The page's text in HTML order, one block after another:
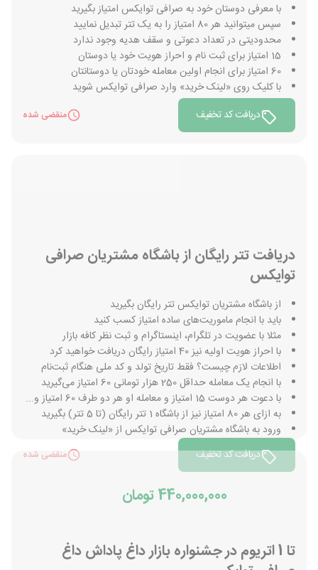
با معرفی دوستان خود به صرافی توایکس امتیاز بگیرید
سپس میتوانید هر 80 امتیاز را به یک تتر تبدیل نمایید
محدودیتی در تعداد دعوتی و سقف هدیه وجود ندارد
15 امتیاز برای ثبت نام و احراز هویت خود یا دوستان
60 امتیاز برای انجام اولین معامله خودتان یا دوستانتان
با کلیک روی «لینک خرید» وارد صرافی توایکس شوید
دریافت کد تخفیف
منقضی شده
دریافت تتر رایگان از باشگاه مشتریان صرافی
توایکس
از باشگاه مشتریان توایکس تتر رایگان بگیرید
باید با انجام ماموریت‌های ساده امتیاز کسب کنید
مثلا با عضویت در تلگرام، اینستاگرام و ثبت نظر کافه بازار
با احراز هویت اولیه نیز 40 امتیاز رایگان دریافت خواهید کرد
اطلاعات لازم چیست؟ فقط تاریخ تولد و کد ملی هنگام ثبت‌نام
با انجام یک معامله حداقل 250 هزار تومانی 60 امتیاز می‌گیرید
با دعوت هر دوست 15 امتیاز و معامله او هر دو طرف 60 امتیاز و...
به ازای هر 80 امتیاز نیز از باشگاه 1 تتر رایگان (تا 5 تتر) بگیرید
ورود به باشگاه مشتریان صرافی توایکس از «لینک خرید»
دریافت کد تخفیف
منقضی شده
440,000,000 تومان
تا 1 اتریوم در جشنواره بازار داغ پاداش داغ